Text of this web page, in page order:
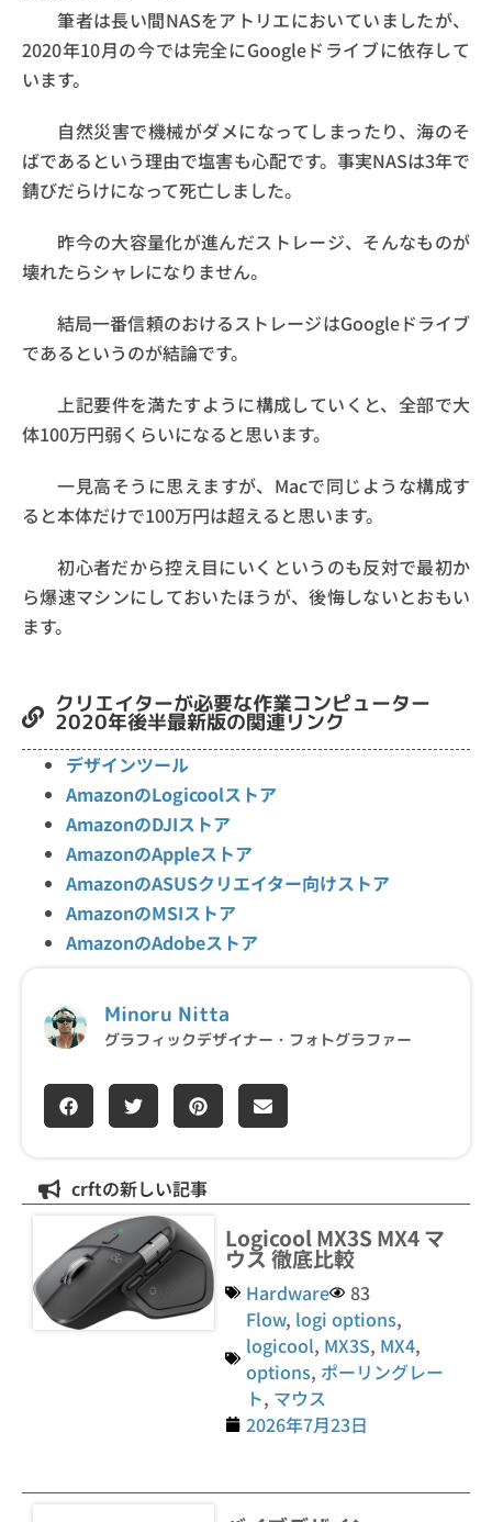
筆者は長い間NASをアトリエにおいていましたが、
2020年10月の今では完全にGoogleドライブに依存して
います。
自然災害で機械がダメになってしまったり、海のそ
ばであるという理由で塩害も心配です。事実NASは3年で
錆びだらけになって死亡しました。
昨今の大容量化が進んだストレージ、そんなものが
壊れたらシャレになりません。
結局一番信頼のおけるストレージはGoogleドライブ
であるというのが結論です。
上記要件を満たすように構成していくと、全部で大
体100万円弱くらいになると思います。
一見高そうに思えますが、Macで同じような構成す
ると本体だけで100万円は超えると思います。
初心者だから控え目にいくというのも反対で最初か
ら爆速マシンにしておいたほうが、後悔しないとおもい
ます。
クリエイターが必要な作業コンピューター
2020年後半最新版の関連リンク
デザインツール
AmazonのLogicoolストア
AmazonのDJIストア
AmazonのAppleストア
AmazonのASUSクリエイター向けストア
AmazonのMSIストア
AmazonのAdobeストア
Minoru Nitta
グラフィックデザイナー・フォトグラファー
crftの新しい記事
Logicool MX3S MX4 マ
ウス 徹底比較
Hardware
83
Flow, logi options,
logicool, MX3S, MX4,
options, ポーリングレー
ト, マウス
2026年7月23日